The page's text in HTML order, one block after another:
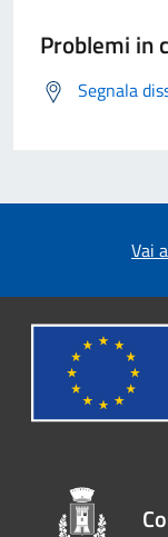
Problemi in
Segnala
Vai